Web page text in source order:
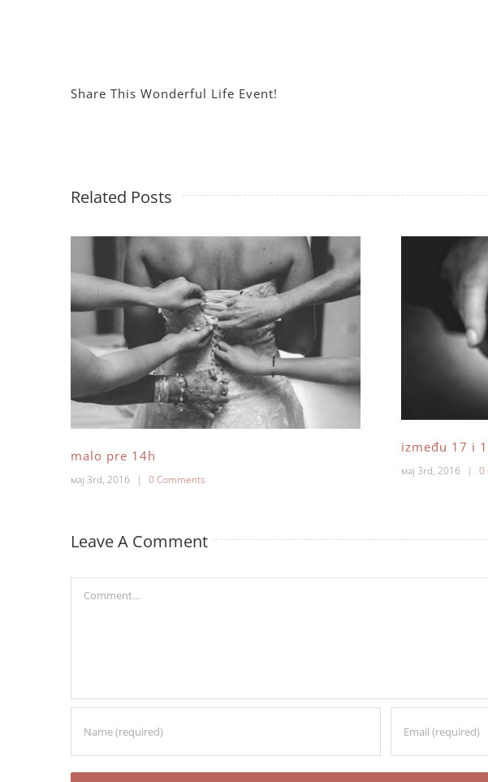
Share This Wonderful Life Event!
Related Posts
malo pre 14h
мај 3rd, 2016 | 0 Comments
između 17 i
мај 3rd, 2016 | 0
Leave A Comment
Comment